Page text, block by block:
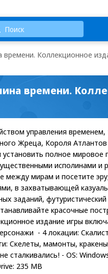
Коллекционное
времени.
управления
Жреца, Короля
установить полное
исполинами и
между мирам и посетите
в захватывающей
заданий,
красочные
издание игры
- 4 локации:
Скелеты, мамонты,
- OS:
235 MB